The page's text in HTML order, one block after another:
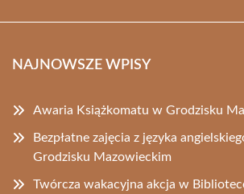
NAJNOWSZE WPISY
Awaria Książkomatu w Grodzisku
Bezpłatne zajęcia z języka
Grodzisku Mazowieckim
Twórcza wakacyjna akcja w